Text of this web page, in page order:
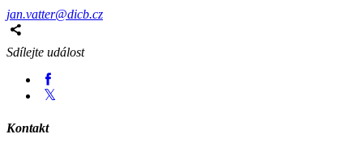
jan.vatter@dicb.cz
Sdílejte událost
Kontakt